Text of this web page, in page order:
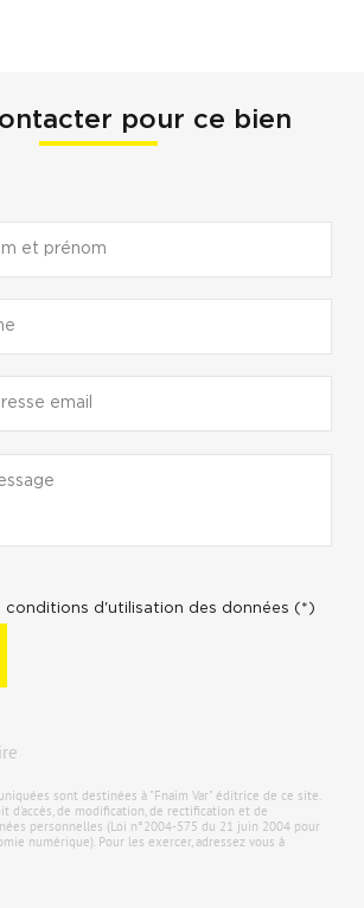
pour ce bien
conditions d'utilisation des données (*)
sont destinées à "Fnaim Var" éditrice de ce site.
d'accès, de modification, de rectification et de
personnelles (Loi n°2004-575 du 21 juin 2004 pour
numérique). Pour les exercer, adressez vous à